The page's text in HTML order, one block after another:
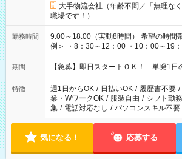
大手物流会社（年齢不問／「無理な
職場です！）
勤務時間
9:00～18:00（実動8時間） 希望の時間帯を選べます！ ＜シフト
例＞ ・8：30～12：00 ・10：00～19
・13：00～22：00 ・22：00～翌6：
期間 【急募】即日スタートＯＫ！ 単発1日
特徴 週1日からOK / 日払いOK / 履歴書不要 /
業・WワークOK / 服装自由 / シフト勤務
集 / 電話対応なし / パソコンスキル不要
気になる！ 応募する